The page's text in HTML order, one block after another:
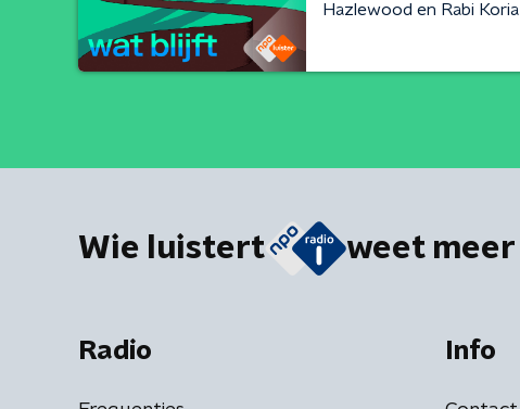
Hazlewood en Rabi Koria
Wie luistert weet meer
Radio Info